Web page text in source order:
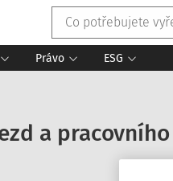
Právo ESG
a